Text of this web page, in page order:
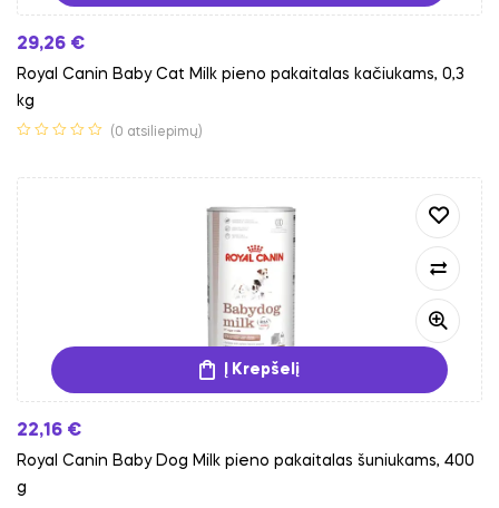
29,26 €
Royal Canin Baby Cat Milk pieno pakaitalas kačiukams, 0,3
kg
(0 atsiliepimų)
Į Krepšelį
22,16 €
Royal Canin Baby Dog Milk pieno pakaitalas šuniukams, 400
g